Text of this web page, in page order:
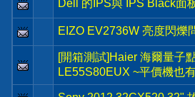
Dell 的IPS與 IPS Black面
EIZO EV2736W 亮度閃爍
[開箱測試]Haier 海爾量子
LE55S80EUX ~平價機也